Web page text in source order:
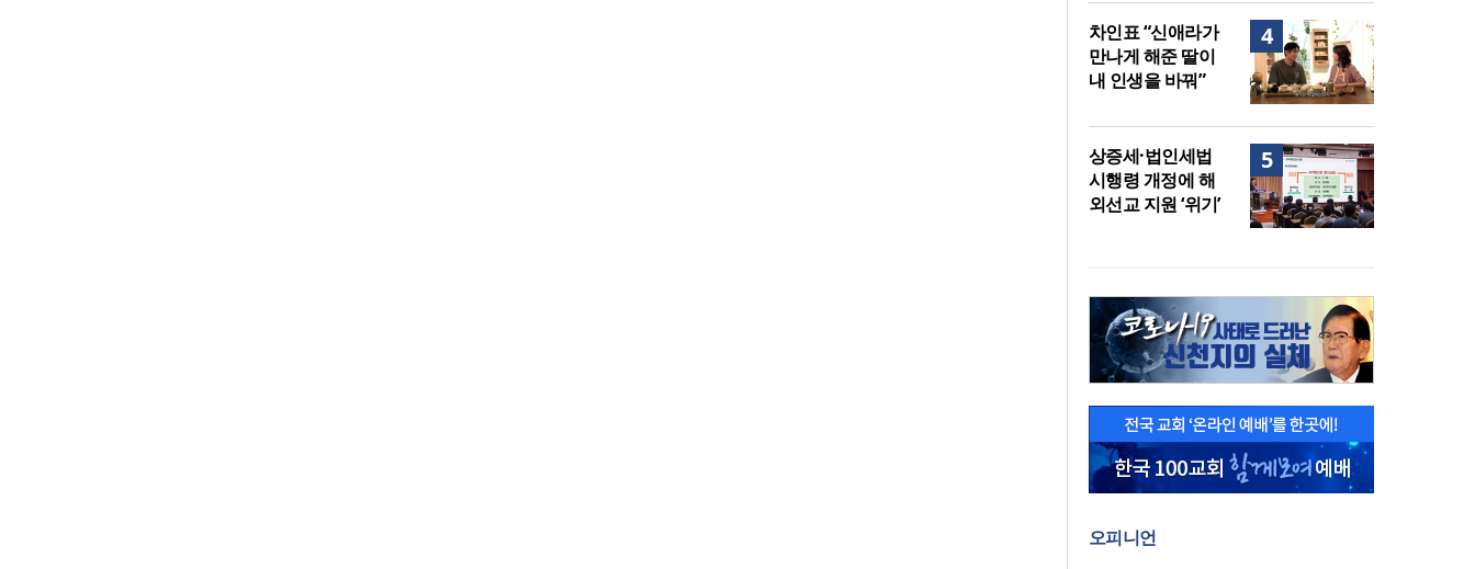
4
차인표 “신애라가
만나게 해준 딸이
내 인생을 바꿔”
5
상증세·법인세법
시행령 개정에 해
외선교 지원 ‘위기’
오피니언